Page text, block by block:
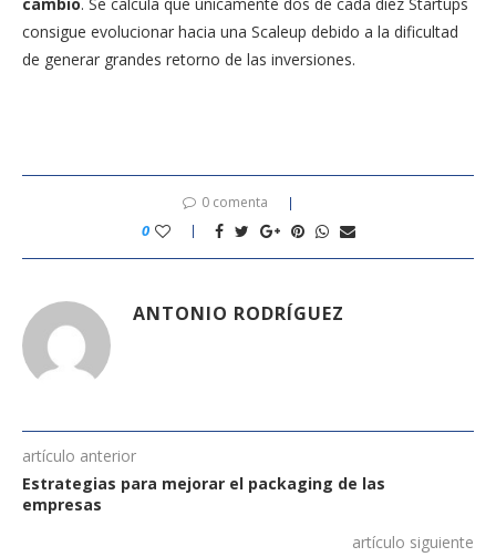
consigue evolucionar hacia una Scaleup debido a la dificultad
de generar grandes retorno de las inversiones.
0 comenta
0
ANTONIO RODRÍGUEZ
artículo anterior
Estrategias para mejorar el packaging de las
empresas
artículo siguiente